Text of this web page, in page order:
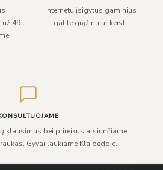
už 49
Internetu įsigytus gaminius
galite grąžinti ar keisti.
klausimus bei prireikus atsiunčiame
Gyvai laukiame Klaipėdoje.